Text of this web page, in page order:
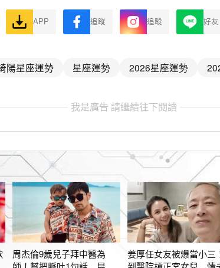
APP 追蹤 追蹤 好友
陽星座運勢 星座運勢 2026星座運勢
我是廣告 請繼續往下閱讀
周杰倫9歲兒子拜中醫為
姜厚任女友被爆當小三